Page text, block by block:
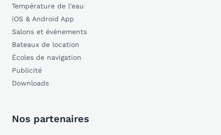
Température de l'eau
iOS & Android App
Salons et événements
Bateaux de location
Écoles de navigation
Publicité
Downloads
Nos partenaires